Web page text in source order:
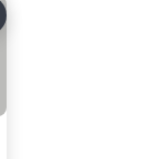
hinzufügen